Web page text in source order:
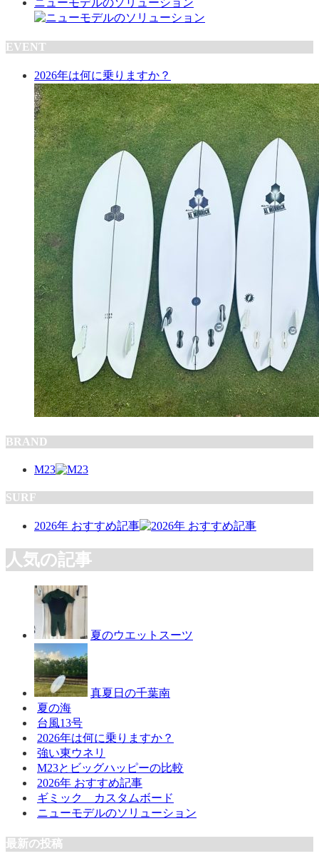
EVENT
2026年は何に乗りますか？
BRAND
M23
SURF
2026年 おすすめ記事
人気の記事
夏のウエットスーツ
真夏日の千葉南
夏の海
台風13号
2026年は何に乗りますか？
強い東ウネリ
M23とビッグハッピーの比較
2026年 おすすめ記事
ギミック カスタムボード
ニューモデルのソリューション
最新の投稿